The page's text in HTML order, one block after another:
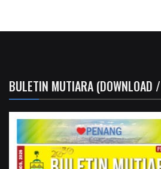
BULETIN MUTIARA (DOWNLOAD